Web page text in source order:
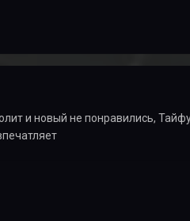
и новый не понравились,